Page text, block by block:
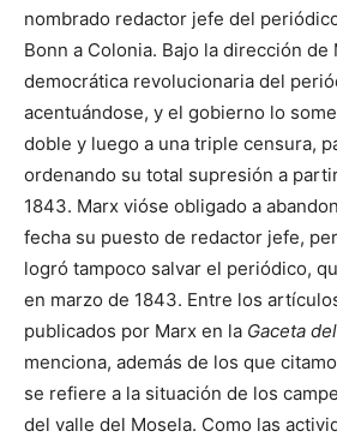
nombrado redactor jefe del
Bonn a Colonia. Bajo la dirección de
democrática revolucionaria del
acentuándose, y el gobierno lo
doble y luego a una triple censura,
ordenando su total supresión a
1843. Marx vióse obligado a
fecha su puesto de redactor jefe,
logró tampoco salvar el periódico,
en marzo de 1843. Entre los
publicados por Marx en la Gaceta
menciona, además de los que
se refiere a la situación de los
del valle del Mosela. Como las